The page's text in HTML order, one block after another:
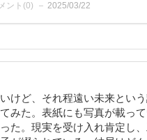
ント(0) 2025/03/22
けど、それ程遠い未来とい
みた。表紙にも写真が載っ
た。現実を受け入れ肯定し